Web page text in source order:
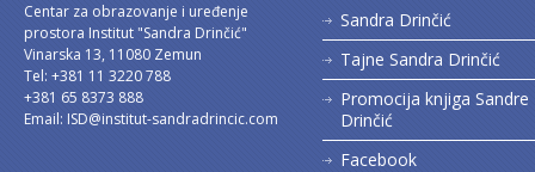
Centar za obrazovanje i uređenje
prostora Institut "Sandra Drinčić"
Vinarska 13, 11080 Zemun
Tel: +381 11 3220 788
+381 65 8373 888
Email: ISD@institut-sandradrincic.com
Sandra Drinčić
Tajne Sandra Drinčić
Promocija knjiga Sandre
Drinčić
Facebook